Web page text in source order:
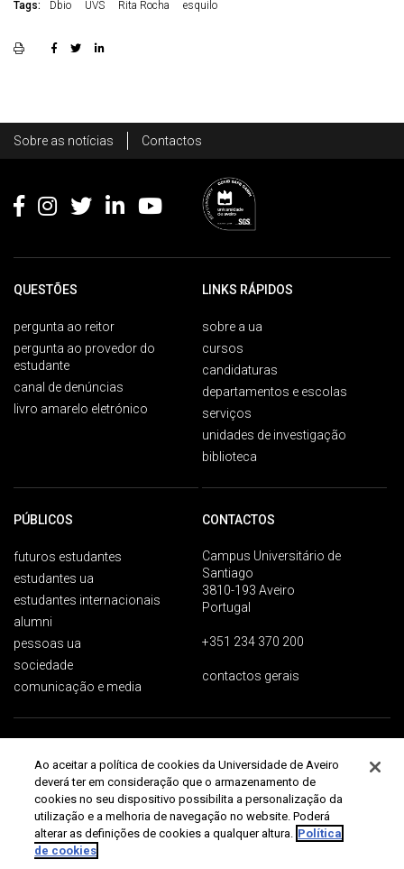
Tags: Dbio UVS Rita Rocha esquilo
Footer
Sobre as notícias Contactos
QUESTÕES
pergunta ao reitor
pergunta ao provedor do
estudante
canal de denúncias
livro amarelo eletrónico
LINKS RÁPIDOS
sobre a ua
cursos
candidaturas
departamentos e escolas
serviços
unidades de investigação
biblioteca
PÚBLICOS
futuros estudantes
estudantes ua
estudantes internacionais
alumni
pessoas ua
sociedade
comunicação e media
CONTACTOS
Campus Universitário de
Santiago
3810-193 Aveiro
Portugal
+351 234 370 200
contactos gerais
Universidade de Aveiro 2026
Ao aceitar a política de cookies da Universidade de Aveiro
deverá ter em consideração que o armazenamento de
cookies no seu dispositivo possibilita a personalização da
utilização e a melhoria de navegação no website. Poderá
alterar as definições de cookies a qualquer altura. Política
de cookies